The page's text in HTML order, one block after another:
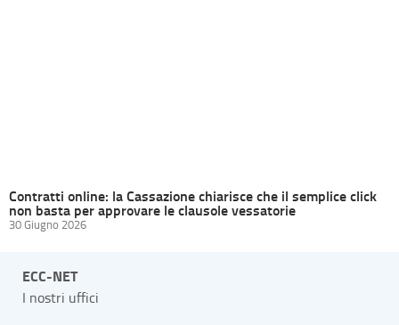
Contratti online: la Cassazione chiarisce che il semplice click
non basta per approvare le clausole vessatorie
30 Giugno 2026
ECC-NET
I nostri uffici